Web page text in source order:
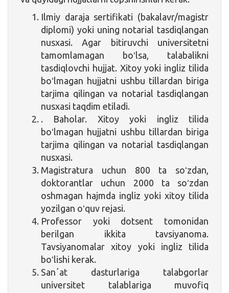
Ilmiy daraja sertifikati (bakalavr/magistr
diplomi) yoki uning notarial tasdiqlangan
nusxasi. Agar bitiruvchi universitetni
tamomlamagan boʻlsa, talabalikni
tasdiqlovchi hujjat. Xitoy yoki ingliz tilida
boʻlmagan hujjatni ushbu tillardan biriga
tarjima qilingan va notarial tasdiqlangan
nusxasi taqdim etiladi.
. Baholar. Xitoy yoki ingliz tilida
boʻlmagan hujjatni ushbu tillardan biriga
tarjima qilingan va notarial tasdiqlangan
nusxasi.
Magistratura uchun 800 ta soʻzdan,
doktorantlar uchun 2000 ta soʻzdan
oshmagan hajmda ingliz yoki xitoy tilida
yozilgan oʻquv rejasi.
Professor yoki dotsent tomonidan
berilgan ikkita tavsiyanoma.
Tavsiyanomalar xitoy yoki ingliz tilida
boʻlishi kerak.
Sanʼat dasturlariga talabgorlar
universitet talablariga muvofiq